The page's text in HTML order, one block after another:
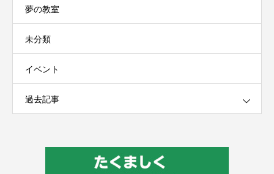
夢の教室
未分類
イベント
過去記事